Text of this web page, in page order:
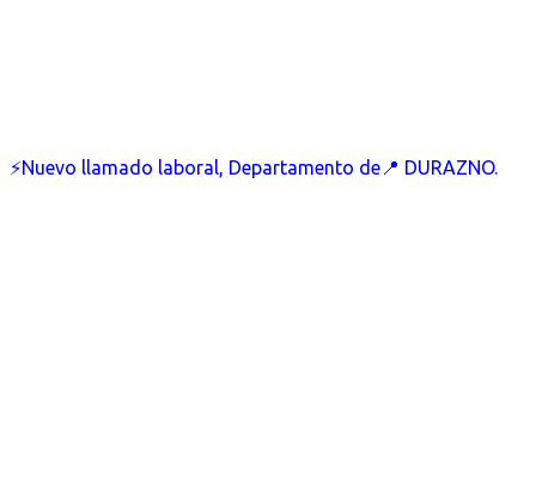
⚡Nuevo llamado laboral, Departamento de📍 DURAZNO.